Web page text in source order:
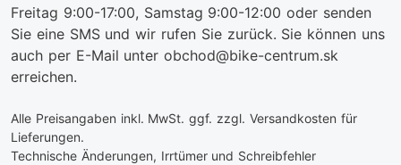
Freitag 9:00-17:00, Samstag 9:00-12:00 oder senden
Sie eine SMS und wir rufen Sie zurück. Sie können uns
auch per E-Mail unter obchod@bike-centrum.sk
erreichen.
Alle Preisangaben inkl. MwSt. ggf. zzgl. Versandkosten für
Lieferungen.
Technische Änderungen, Irrtümer und Schreibfehler